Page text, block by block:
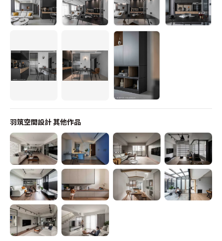
羽筑空間設計其他作品